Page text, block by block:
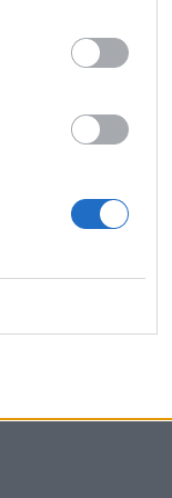
μπορεί να